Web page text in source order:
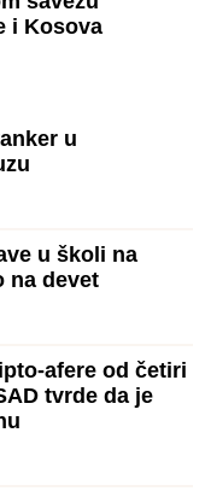
i Kosova
u
u školi na
na devet
afere od četiri
tvrde da je